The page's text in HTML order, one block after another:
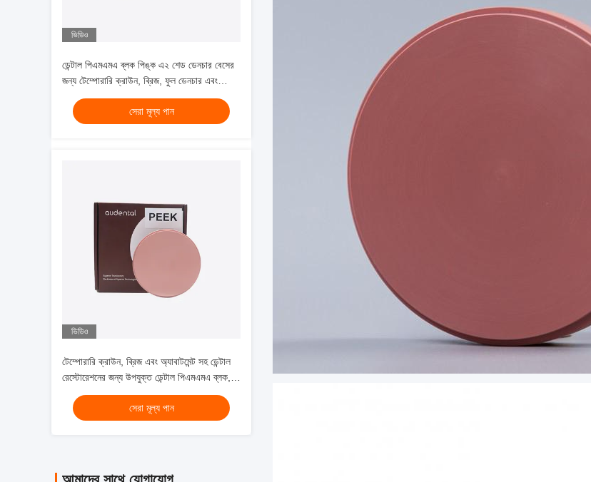
ভিডিও
ডেন্টাল পিএমএমএ ব্লক পিঙ্ক এ২ শেড ডেনচার বেসের
জন্য টেম্পোরারি ক্রাউন, ব্রিজ, ফুল ডেনচার এবং
ফ্রেমওয়ার্কের জন্য উপযুক্ত, ফিজিক্যাল ডেটা সহ
সেরা মূল্য পান
ভিডিও
টেম্পোরারি ক্রাউন, ব্রিজ এবং অ্যাবাটমেন্ট সহ ডেন্টাল
রেস্টোরেশনের জন্য উপযুক্ত ডেন্টাল পিএমএমএ ব্লক,
শক্তিশালী উপাদান সহ
সেরা মূল্য পান